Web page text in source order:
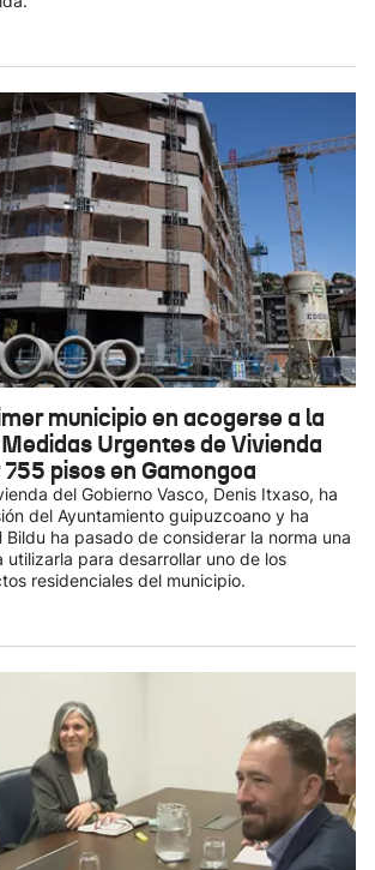
municipio en acogerse a la
Urgentes de Vivienda
pisos en Gamongoa
del Gobierno Vasco, Denis Itxaso, ha
del Ayuntamiento guipuzcoano y ha
ha pasado de considerar la norma una
utilizarla para desarrollar uno de los
residenciales del municipio.